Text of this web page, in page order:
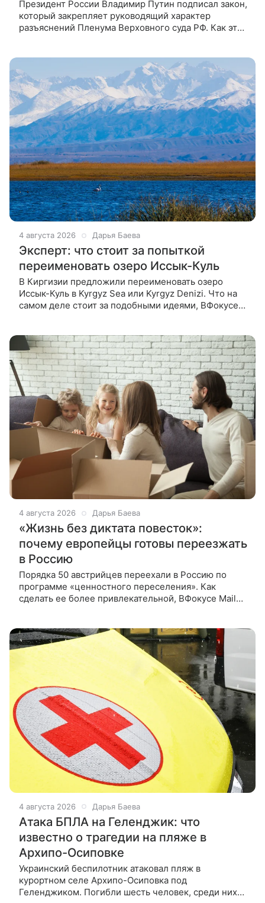
Президент России Владимир Путин подписал закон,
который закрепляет руководящий характер
разъяснений Пленума Верховного суда РФ. Как это
4 августа 2026 Дарья Баева
Эксперт: что стоит за попыткой
переименовать озеро Иссык-Куль
В Киргизии предложили переименовать озеро
Иссык-Куль в Kyrgyz Sea или Kyrgyz Denizi. Что на
самом деле стоит за подобными идеями, ВФокусе
4 августа 2026 Дарья Баева
«Жизнь без диктата повесток»:
почему европейцы готовы переезжать
в Россию
Порядка 50 австрийцев переехали в Россию по
программе «ценностного переселения». Как
сделать ее более привлекательной, ВФокусе Mail
4 августа 2026 Дарья Баева
Атака БПЛА на Геленджик: что
известно о трагедии на пляже в
Архипо-Осиповке
Украинский беспилотник атаковал пляж в
курортном селе Архипо-Осиповка под
Геленджиком. Погибли шесть человек, среди них